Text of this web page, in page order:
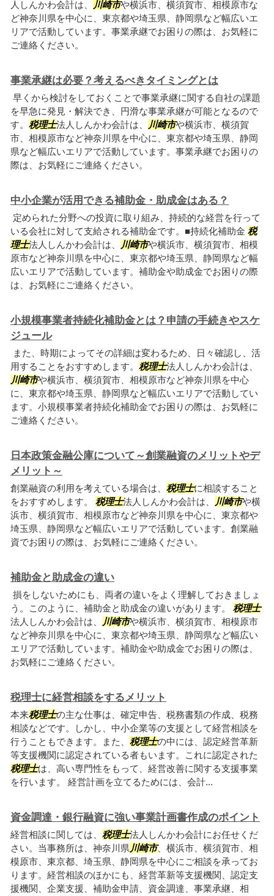
人しんかわ会計は、 川崎市や横浜市、横須賀市、相模原市な
ど神奈川県を中心に、東京都や埼玉県、静岡県など幅広いエ
リアで活動しています。事業承継でお困りの際は、お気軽に
ご連絡ください。
事業承継は必要？考えるべきタイミングとは
早くから検討をしておくことで事業承継に関する自社の課題
を早急に発見・解決でき、円滑な事業承継が可能となるので
す。 税理士法人しんかわ会計は、 川崎市や横浜市、横須賀
市、相模原市など神奈川県を中心に、東京都や埼玉県、静岡
県など幅広いエリアで活動しています。事業承継でお困りの
際は、お気軽にご連絡ください。
中小企業が活用できる補助金・助成金はある？
定められた分野への投資に取り組み、持続的な経営を行って
いる会社に対して支給される補助金です。■持続化補助金 税
理士法人しんかわ会計は、 川崎市や横浜市、横須賀市、相模
原市など神奈川県を中心に、東京都や埼玉県、静岡県など幅
広いエリアで活動しています。補助金や助成金でお困りの際
は、お気軽にご連絡ください。
小規模事業者持続化補助金とは？申請の手続きやスケ
ジュール
また、時期によってその詳細は変わるため、日々確認し、活
用することをおすすめします。 税理士法人しんかわ会計は、
川崎市や横浜市、横須賀市、相模原市など神奈川県を中心
に、東京都や埼玉県、静岡県など幅広いエリアで活動してい
ます。小規模事業者持続化補助金でお困りの際は、お気軽に
ご連絡ください。
日本政策金融公庫について～創業融資のメリットやデ
メリット～
創業融資の利用を考えている場合は、 税理士に相談すること
をおすすめします。 税理士法人しんかわ会計は、 川崎市や横
浜市、横須賀市、相模原市など神奈川県を中心に、東京都や
埼玉県、静岡県など幅広いエリアで活動しています。創業融
資でお困りの際は、お気軽にご連絡ください。
補助金と助成金の違い
損をしないためにも、両者の違いをよく理解しておきましょ
う。このように、補助金と助成金の違いがあります。 税理士
法人しんかわ会計は、
川崎市や横浜市、横須賀市、相模原市
など神奈川県を中心に、東京都や埼玉県、静岡県など幅広い
エリアで活動しています。補助金や助成金でお困りの際は、
お気軽にご連絡ください。
税理士に経営相談をするメリット
本来税理士の主な仕事は、確定申告、税務書類の作成、税務
相談などです。しかし、中小企業等の支援として経営相談を
行うこともできます。また、 税理士の中には、認定経営革新
等支援機関に認定されている者もいます。これに認定された
税理士は、高い専門性をもって、経営改善に関する支援事業
を行います。 経営計画を立てるためには、会計...
資金調達・銀行融資に強い事業計画書作成のポイント
経営相談に関しては、 税理士法人しんかわ会計にお任せくだ
さい。当事務所は、神奈川県 川崎市、横浜市、横須賀市、相
模原市、東京都、埼玉県、静岡県を中心にご相談を承ってお
ります。経営相談のほかにも、経営革新等支援機関、認定支
援機関、企業支援、補助金申請、資金調達、事業承継、相